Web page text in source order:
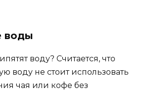
воды
воду? Считается, что
воду не стоит использовать
чая или кофе без